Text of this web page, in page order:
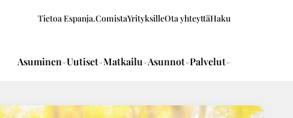
Tietoa Espanja.ComistaYrityksilleOta yhteyttäHaku
Asuminen Uutiset Matkailu Asunnot Palvelut